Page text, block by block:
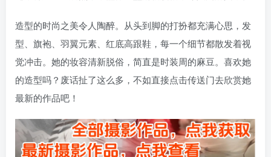
造型的时尚之美令人陶醉。从头到脚的打扮都充满心思，发
型、旗袍、羽翼元素、红底高跟鞋，每一个细节都散发着视
觉冲击。她的妆容清新脱俗，简直是时装周的麻豆。喜欢她
的造型吗？废话扯了这么多，不如直接点击传送门去欣赏她
最新的作品吧！